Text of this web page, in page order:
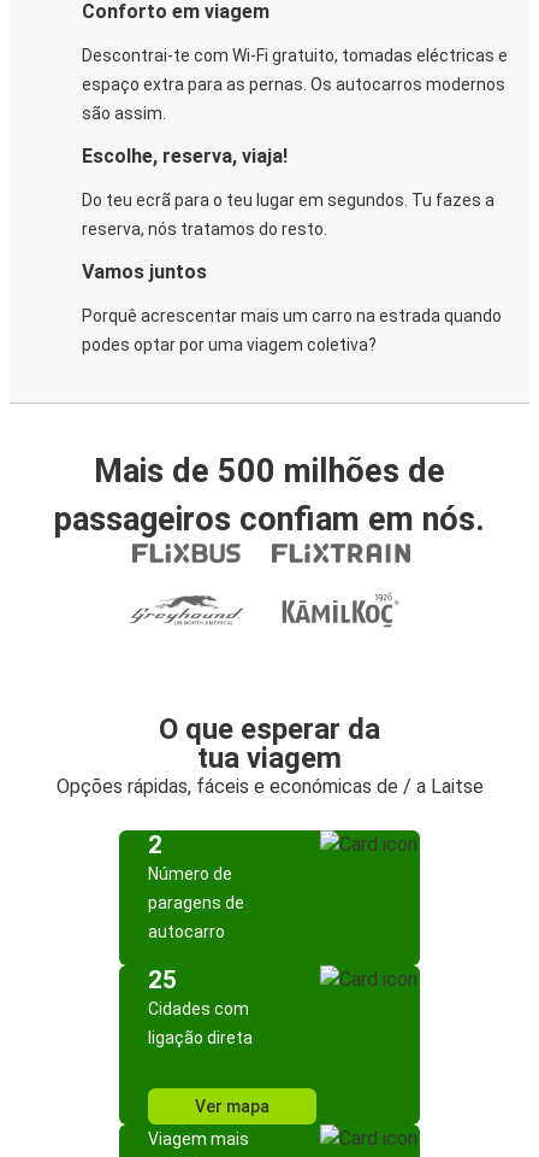
Conforto em viagem
Descontrai-te com Wi-Fi gratuito, tomadas eléctricas e
espaço extra para as pernas. Os autocarros modernos
são assim.
Escolhe, reserva, viaja!
Do teu ecrã para o teu lugar em segundos. Tu fazes a
reserva, nós tratamos do resto.
Vamos juntos
Porquê acrescentar mais um carro na estrada quando
podes optar por uma viagem coletiva?
Mais de 500 milhões de
passageiros confiam em nós.
O que esperar da
tua viagem
Opções rápidas, fáceis e económicas de / a Laitse
2
Número de
paragens de
autocarro
25
Cidades com
ligação direta
Ver mapa
Viagem mais